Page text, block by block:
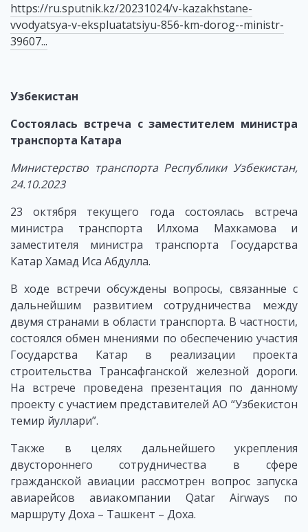
https://ru.sputnik.kz/20231024/v-kazakhstane-
vvodyatsya-v-ekspluatatsiyu-856-km-dorog--ministr-
39607...
Узбекистан
Состоялась встреча с заместителем министра
транспорта Катара
Министерство транспорта Республики Узбекистан,
24.10.2023
23 октября текущего года состоялась встреча
министра транспорта Илхома Махкамова и
заместителя министра транспорта Государства
Катар Хамад Иса Абдулла.
В ходе встречи обсуждены вопросы, связанные с
дальнейшим развитием сотрудничества между
двумя странами в области транспорта. В частности,
состоялся обмен мнениями по обеспечению участия
Государства Катар в реализации проекта
строительства Трансафганской железной дороги.
На встрече проведена презентация по данному
проекту с участием представителей АО “Узбекистон
темир йуллари”.
Также в целях дальнейшего укрепления
двустороннего сотрудничества в сфере
гражданской авиации рассмотрен вопрос запуска
авиарейсов авиакомпании Qatar Airways по
маршруту Доха – Ташкент – Доха.